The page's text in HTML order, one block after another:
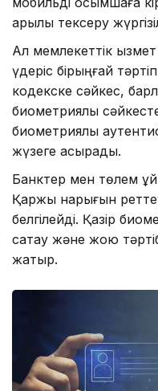
арқылы тексеру
Ал мемлекеттік
үдеріс бірыңғай
кодекске сәйкес,
биометриялық
биометриялық
жүзеге асырады.
Банктер мен төлем
Қаржы нарығын реттеу
белгілейді. Қазір
сақтау және жою
жатыр.